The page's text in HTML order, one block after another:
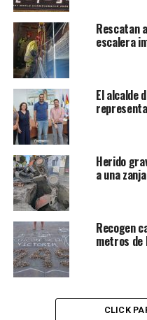
Rescatan
escalera
El alcalde
Herido
a una
Recogen
metros de
CLICK